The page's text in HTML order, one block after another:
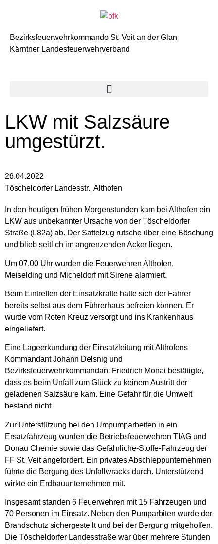
Bezirksfeuerwehrkommando St. Veit an der Glan
Kärntner Landesfeuerwehrverband
LKW mit Salzsäure
umgestürzt.
26.04.2022
Töscheldorfer Landesstr., Althofen
In den heutigen frühen Morgenstunden kam bei Althofen ein
LKW aus unbekannter Ursache von der Töscheldorfer
Straße (L82a) ab. Der Sattelzug rutsche über eine Böschung
und blieb seitlich im angrenzenden Acker liegen.
Um 07.00 Uhr wurden die Feuerwehren Althofen,
Meiselding und Micheldorf mit Sirene alarmiert.
Beim Eintreffen der Einsatzkräfte hatte sich der Fahrer
bereits selbst aus dem Führerhaus befreien können. Er
wurde vom Roten Kreuz versorgt und ins Krankenhaus
eingeliefert.
Eine Lageerkundung der Einsatzleitung mit Althofens
Kommandant Johann Delsnig und
Bezirksfeuerwehrkommandant Friedrich Monai bestätigte,
dass es beim Unfall zum Glück zu keinem Austritt der
geladenen Salzsäure kam. Eine Gefahr für die Umwelt
bestand nicht.
Zur Unterstützung bei den Umpumparbeiten in ein
Ersatzfahrzeug wurden die Betriebsfeuerwehren TIAG und
Donau Chemie sowie das Gefährliche-Stoffe-Fahrzeug der
FF St. Veit angefordert. Ein privates Abschleppunternehmen
führte die Bergung des Unfallwracks durch. Unterstützend
wirkte ein Erdbauunternehmen mit.
Insgesamt standen 6 Feuerwehren mit 15 Fahrzeugen und
70 Personen im Einsatz. Neben den Pumparbiten wurde der
Brandschutz sichergestellt und bei der Bergung mitgeholfen.
Die Töscheldorfer Landesstraße war über mehrere Stunden